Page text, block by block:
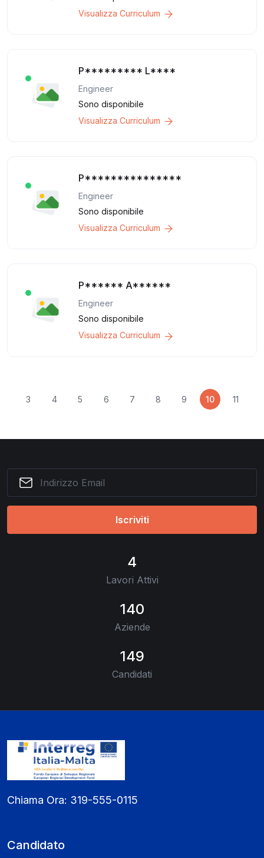
Visualizza Curriculum
P********* L****
Engineer
Sono disponibile
Visualizza Curriculum
P***************
Engineer
Sono disponibile
Visualizza Curriculum
P****** A******
Engineer
Sono disponibile
Visualizza Curriculum
3 4 5 6 7 8 9 10 11
Iscriviti
4
Lavori Attivi
140
Aziende
149
Candidati
Chiama Ora: 319-555-0115
Candidato